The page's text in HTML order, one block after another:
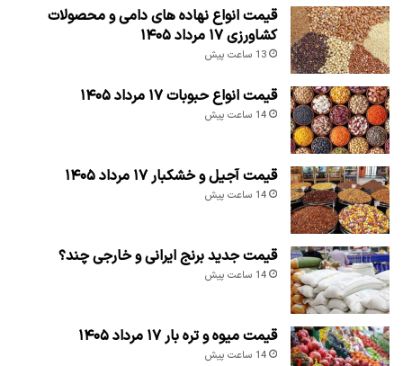
قیمت انواع نهاده های دامی و محصولات
کشاورزی ۱۷ مرداد ۱۴۰۵
13 ساعت پیش
قیمت انواع حبوبات ۱۷ مرداد ۱۴۰۵
14 ساعت پیش
قیمت آجیل و خشکبار ۱۷ مرداد ۱۴۰۵
14 ساعت پیش
قیمت جدید برنج ایرانی و خارجی چند؟
14 ساعت پیش
قیمت میوه و تره بار ۱۷ مرداد ۱۴۰۵
14 ساعت پیش